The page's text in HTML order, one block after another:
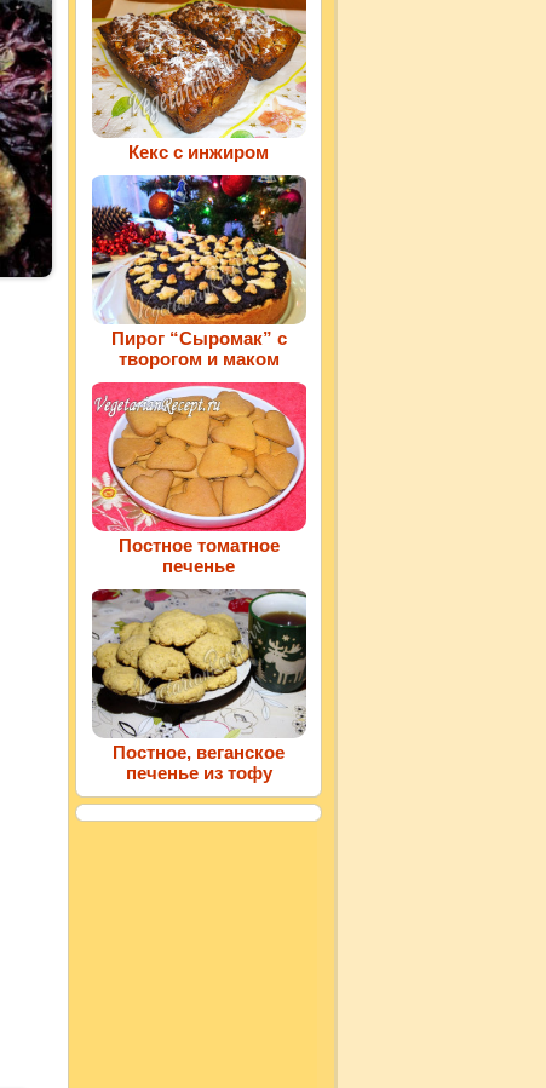
Кекс с инжиром
Пирог “Сыромак” с
творогом и маком
Постное томатное
печенье
Постное, веганское
печенье из тофу